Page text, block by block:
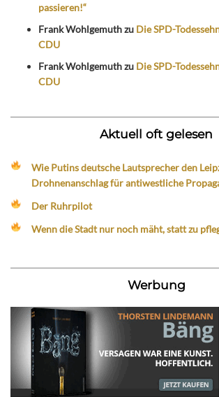
passieren!“
Frank Wohlgemuthzu Die SPD-
CDU
Frank Wohlgemuthzu Die SPD-
CDU
Aktuell oft gelesen
Wie Putins deutsche Lautsprecher den
Drohnenanschlag für antiwestliche
Der Ruhrpilot
Wenn die Stadt nur noch mäht, statt zu
Werbung